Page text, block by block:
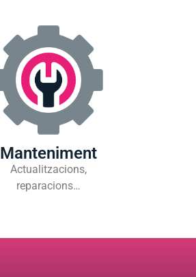
Manteniment
Actualitzacions,
reparacions…